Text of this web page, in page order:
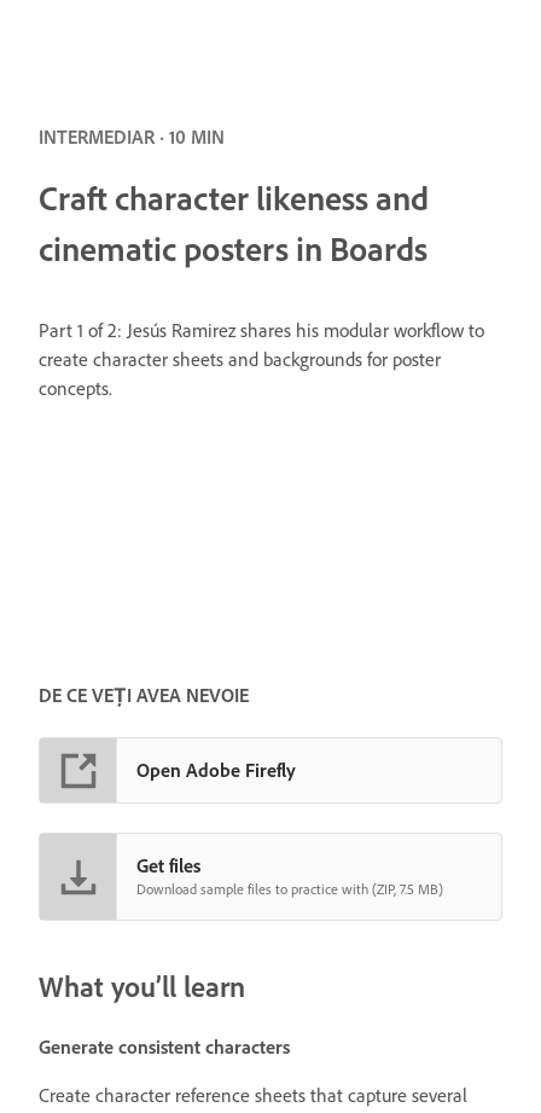
INTERMEDIAR · 10 MIN
Craft character likeness and
cinematic posters in Boards
Part 1 of 2: Jesús Ramirez shares his modular workflow to
create character sheets and backgrounds for poster
concepts.
DE CE VEȚI AVEA NEVOIE
Open Adobe Firefly
Get files
Download sample files to practice with (ZIP, 7.5 MB)
What you’ll learn
Generate consistent characters
Create character reference sheets that capture several